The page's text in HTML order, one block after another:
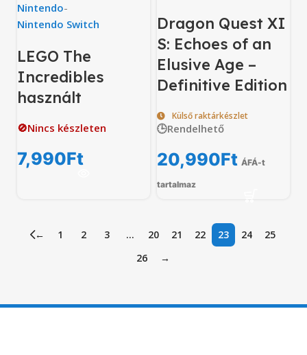
Nintendo-
Nintendo Switch
LEGO The
Incredibles
használt
🚫Nincs készleten
7,990Ft
Dragon Quest XI
S: Echoes of an
Elusive Age –
Definitive Edition
Külső raktárkészlet
🕒Rendelhető
20,990Ft ÁFÁ-t
tartalmaz
← 1 2 3 … 20 21 22 23 24
25
26
→